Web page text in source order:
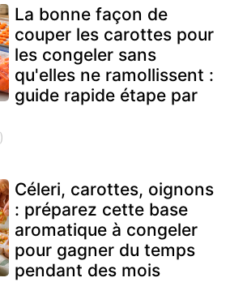
La bonne façon de
couper les carottes pour
les congeler sans
qu'elles ne ramollissent :
guide rapide étape par
Céleri, carottes, oignons
: préparez cette base
aromatique à congeler
pour gagner du temps
pendant des mois